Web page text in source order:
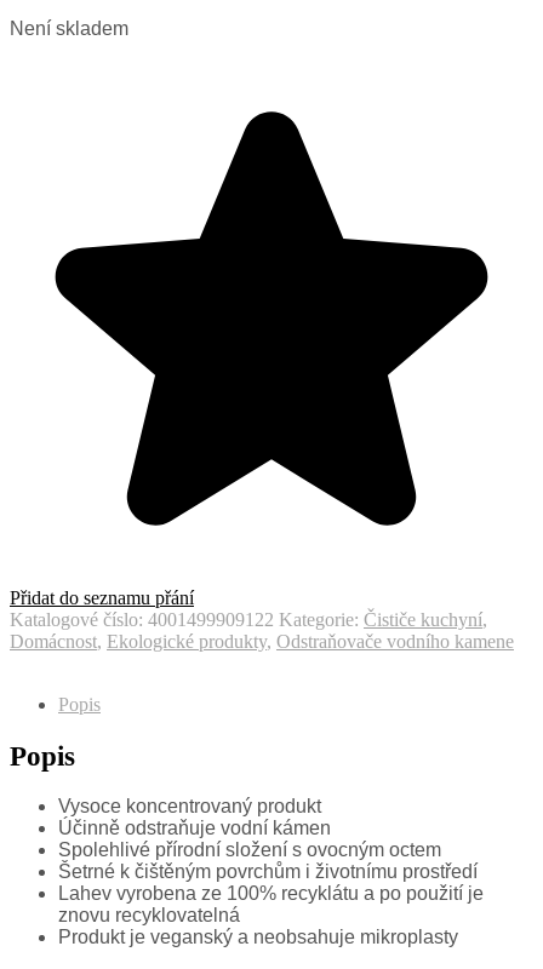
Není skladem
Přidat do seznamu přání
Katalogové číslo: 4001499909122 Kategorie: Čističe kuchyní,
Domácnost, Ekologické produkty, Odstraňovače vodního kamene
Popis
Popis
Vysoce koncentrovaný produkt
Účinně odstraňuje vodní kámen
Spolehlivé přírodní složení s ovocným octem
Šetrné k čištěným povrchům i životnímu prostředí
Lahev vyrobena ze 100% recyklátu a po použití je
znovu recyklovatelná
Produkt je veganský a neobsahuje mikroplasty